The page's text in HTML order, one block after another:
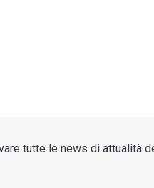
tutte le news di attualità